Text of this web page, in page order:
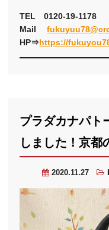
TEL 0120-19-1178
Mail
HP⇒https://
プラダカナパト
しました！京都
2020.11.27